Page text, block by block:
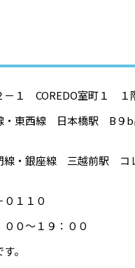
－１ COREDO室町１ １
・東西線 日本橋駅 B９b
線・銀座線 三越前駅 コ
０１１０
０～１９：００
。